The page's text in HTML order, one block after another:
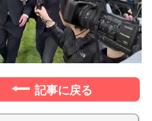
記事に戻る